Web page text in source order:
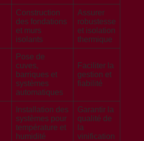
Construction
des fondations
et murs
isolants
Assurer
robustesse
et isolation
thermique
Pose de
cuves,
barriques et
systèmes
automatiques
Faciliter la
gestion et
fiabilité
Installation des
systèmes pour
température et
humidité
Garantir la
qualité de
la
vinification